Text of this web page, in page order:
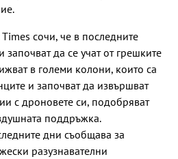
сочи, че в последните
да се учат от грешките
в големи колони, които са
и започват да извършват
с дроновете си, подобряват
поддръжка.
дни съобщава за
разузнавателни